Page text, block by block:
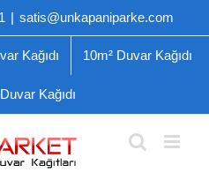
| satis@unkapaniparke.com
Kağıdı 10m² Duvar Kağıdı
Kağıdı